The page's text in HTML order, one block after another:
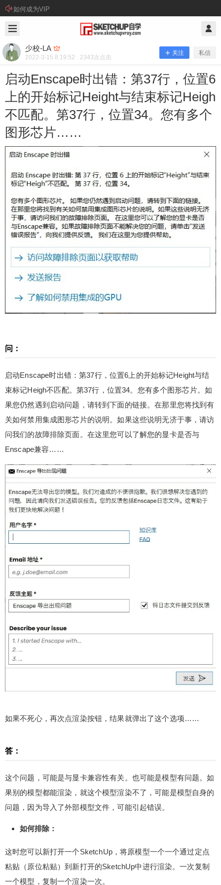
如何成为VIP
少校-LA
2022-3-15 8:19:52 2343次点击
关注 私信
启动Enscape时出错：第37行，位置6
上的开始标记Height与结束标记Heigh
不匹配。第37行，位置34。您有多个
图形芯片……
问：
启动Enscape时出错：第37行，位置6上的开始标记Height与结
束标记Heigh不匹配。第37行，位置34。您有多个图形芯片。如
果您仍然遇到启动问题，请转到下面的链接。在那里您将找到有
关如何禁用集成图形芯片的说明。如果这些说明无济于事，请访
问我们的故障排除页面。在这里您可以了解您的显卡是否与
Enscape兼容……
如果不死心，再次点渲染按钮，结果就弹出了这个选项……
答：
这个问题，可能是与显卡兼容性有关。也可能是模型有问题。如
果别的模型都能渲染，就这个模型渲染不了，可能是模型自身的
问题，因为导入了外部模型文件，可能引起错误。
如何排除：
这时您可以新打开一个SketchUp，将原模型一个一个通过定点
粘贴（原位粘贴）到新打开的SketchUp中进行渲染。一次复制
一个模型，复制一个渲染一次。
少校-LA @ SketchUp自学
启动Enscape时出错：第37行，位置6
上的开始标记Height与结束标记Heigh
图形芯片……
问： 启动Enscape时出错：第37行，位置6上的开
始标记Height与结束标记Heigh不匹配。第37行，位
置34。您有多个图形芯片。如果您仍然遇到启动问
题，请转到下面的链接。在那里您将找到有关如何
禁用集成图形芯片的说明。如果这些说明无济于
事，请访问我们的故障排除页面。在这里您可以了
再次点渲染按钮，结果就弹出了这个选项…… 答：
这个问题，可能是与显卡兼容性有关。也可能是模
模型文件，可能引起错误。 如何排除： 这时您可以
粘贴（原位粘贴）到新打开的SketchUp中进行渲
染。一次复制一个模型，复制一个渲染一次。 注：
注册本网站新帐号，即送300积分（下载资源会收取
虑加入本站VIP，（链接：https://www.sketchupvra
y.com/announcement/2535.html）您只需要花49元
或者149元就可以下载和观看整个网站了，一劳永
逸！或者加入少校的SketchUp课程，直接晋级为Sk
etchUp高手吧！ 0 收藏
扫描二维码继续阅读